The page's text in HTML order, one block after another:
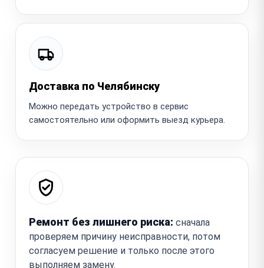
Доставка по Челябинску
Можно передать устройство в сервис
самостоятельно или оформить выезд курьера.
Ремонт без лишнего риска: сначала
проверяем причину неисправности, потом
согласуем решение и только после этого
выполняем замену.